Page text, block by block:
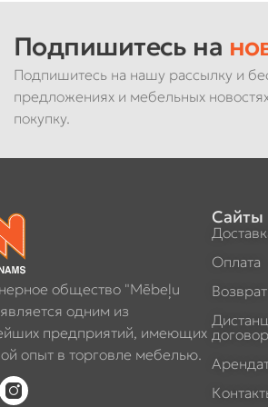
Подпишитесь на
Подпишитесь на нашу рассылку и
предложениях и мебельных
покупку.
общество "Mēbeļu
одним из
предприятий, имеющих
опыт в торговле мебелью.
Сайты
Оплата
Возврат
договор